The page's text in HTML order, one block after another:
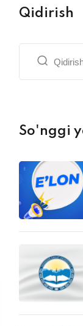
Qidirish
So'nggi